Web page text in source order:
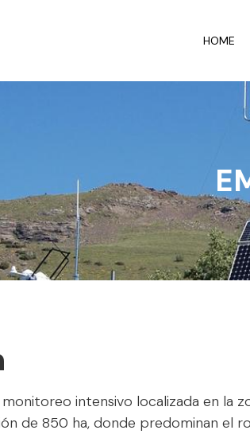
HOME
intensivo localizada en la
de 850 ha, donde predominan el